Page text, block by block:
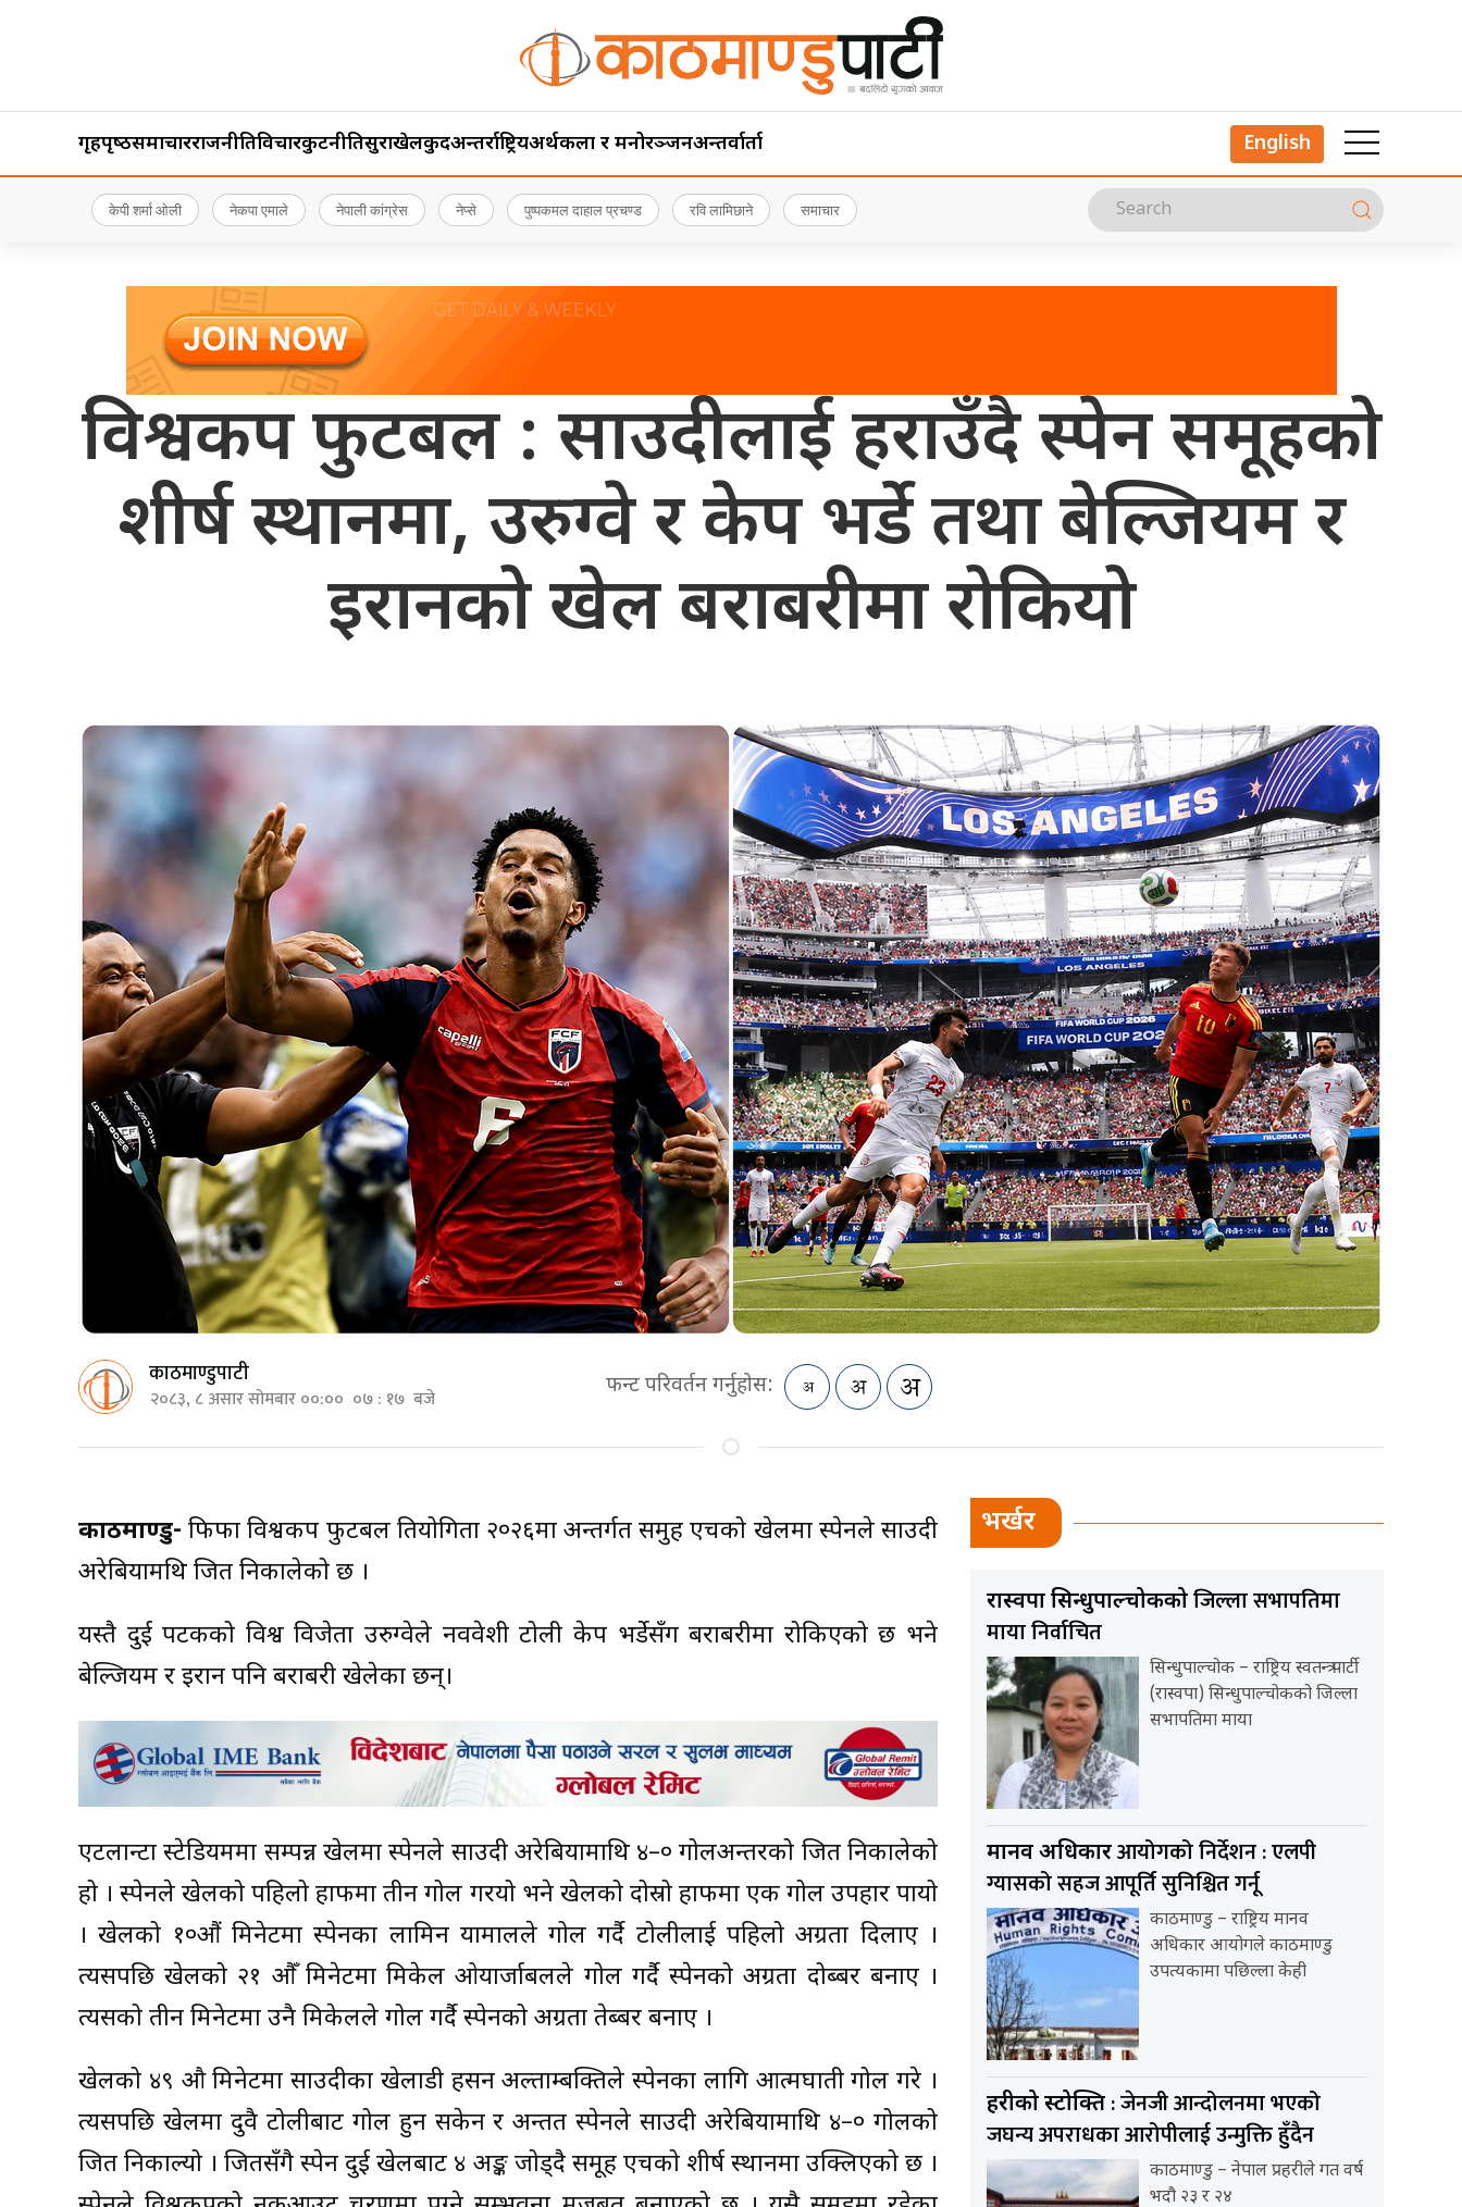
गृहपृष्‍ठसमाचारराजनीतिविचारकुटनीतिसुरक्षाखेलकुदअन्तर्राष्ट्रियअर्थकला र मनोरञ्जनअन्तर्वार्ता English
केपी शर्मा ओली नेकपा एमाले नेपाली कांग्रेस नेप्से पुष्पकमल दाहाल प्रचण्ड रवि लामिछाने समाचार
विश्वकप फुटबल : साउदीलाई हराउँदै स्पेन समूहको
शीर्ष स्थानमा, उरुग्वे र केप भर्डे तथा बेल्जियम र
इरानको खेल बराबरीमा रोकियो
काठमाण्डुपाटी
२०८३, ८ असार सोमबार ००:०० ०७ : १७ बजे फन्ट परिवर्तन गर्नुहोस:
काठमाण्डु-फिफा विश्वकप फुटबल प्रतियोगिता २०२६मा अन्तर्गत समुह एचको खेलमा स्पेनले साउदी
अरेबियामथि जित निकालेको छ ।
यस्तै दुई पटकको विश्व विजेता उरुग्वेले नवप्रवेशी टोली केप भर्डेसँग बराबरीमा रोकिएको छ भने
बेल्जियम र इरान पनि बराबरी खेलेका छन्।
एटलान्टा स्टेडियममा सम्पन्न खेलमा स्पेनले साउदी अरेबियामाथि ४–० गोलअन्तरको जित निकालेको
हो । स्पेनले खेलको पहिलो हाफमा तीन गोल गरयो भने खेलको दोस्रो हाफमा एक गोल उपहार पायो
। खेलको १०औं मिनेटमा स्पेनका लामिन यामालले गोल गर्दै टोलीलाई पहिलो अग्रता दिलाए ।
त्यसपछि खेलको २१ औँ मिनेटमा मिकेल ओयार्जाबलले गोल गर्दै स्पेनको अग्रता दोब्बर बनाए ।
त्यसको तीन मिनेटमा उनै मिकेलले गोल गर्दै स्पेनको अग्रता तेब्बर बनाए ।
खेलको ४९ औ मिनेटमा साउदीका खेलाडी हसन अल्ताम्बक्तिले स्पेनका लागि आत्मघाती गोल गरे ।
त्यसपछि खेलमा दुवै टोलीबाट गोल हुन सकेन र अन्तत स्पेनले साउदी अरेबियामाथि ४–० गोलको
जित निकाल्यो । जितसँगै स्पेन दुई खेलबाट ४ अङ्क जोड्दै समूह एचको शीर्ष स्थानमा उक्लिएको छ ।
भर्खर
रास्वपा सिन्धुपाल्चोककोजिल्ला सभापतिमा
माया निर्वाचित
सिन्धुपाल्चोक – राष्ट्रिय स्वतन्त्र पार्टी
(रास्वपा) सिन्धुपाल्चोकको जिल्ला
सभापतिमा माया
मानव अधिकारआयोगको निर्देशन : एलपी
ग्यासको सहज आपूर्ति सुनिश्चित गर्नू
काठमाण्डु – राष्ट्रिय मानव
अधिकार आयोगले काठमाण्डु
उपत्यकामा पछिल्ला केही
प्रहरीको प्रस्टोक्ति : जेनजी आन्दोलनमा भएको
जघन्य अपराधका आरोपीलाई उन्मुक्ति हुँदैन
काठमाण्डु – नेपाल प्रहरीले गत वर्ष
भदौ २३ र २४